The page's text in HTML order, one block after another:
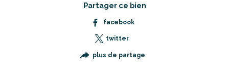
Partager ce bien
facebook
twitter
plus de partage